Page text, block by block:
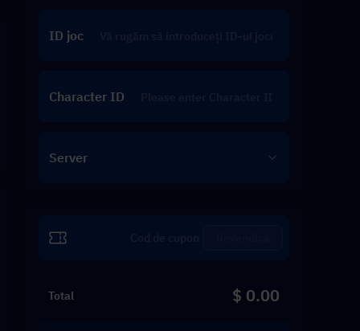
ID joc
Character ID
Server
Total $ 0.00